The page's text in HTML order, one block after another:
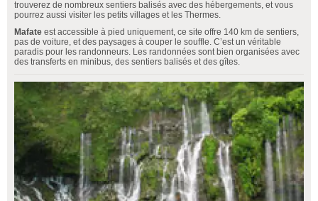
trouverez de nombreux sentiers balisés avec des hébergements, et vous
pourrez aussi visiter les petits villages et les Thermes.
Mafate est accessible à pied uniquement, ce site offre 140 km de sentiers,
pas de voiture, et des paysages à couper le souffle. C’est un véritable
paradis pour les randonneurs. Les randonnées sont bien organisées avec
des transferts en minibus, des sentiers balisés et des gîtes.